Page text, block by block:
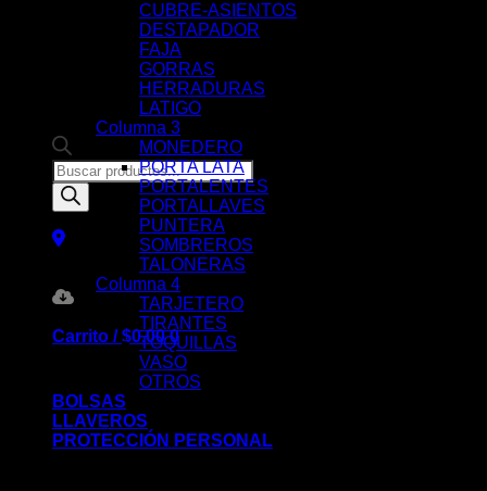
Products
search
Carrito /$0.00 0
CUBRE-ASIENTOS
DESTAPADOR
FAJA
GORRAS
HERRADURAS
LATIGO
Columna 3
MONEDERO
PORTA LATA
PORTALENTES
PORTALLAVES
PUNTERA
SOMBREROS
TALONERAS
Columna 4
TARJETERO
TIRANTES
TOQUILLAS
VASO
OTROS
BOLSAS
LLAVEROS
PROTECCIÓN PERSONAL